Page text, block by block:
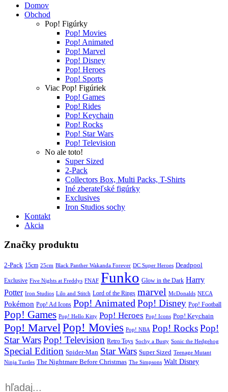
Domov
Obchod
Pop! Figúrky
Pop! Movies
Pop! Animated
Pop! Marvel
Pop! Disney
Pop! Heroes
Pop! Sports
Viac Pop! Figúriek
Pop! Games
Pop! Rides
Pop! Keychain
Pop! Rocks
Pop! Star Wars
Pop! Television
No ale toto!
Super Sized
2-Pack
Collectors Box, Multi Packs, T-Shirts
Iné zberateľské figúrky
Exclusives
Iron Studios sochy
Kontakt
Akcia
Značky produktu
2-Pack 15cm 25cm Black Panther Wakanda Forever DC Super Heroes Deadpool
Exclusive Five Nights at Freddys FNAF Funko Glow in the Dark Harry
Potter Iron Studios Lilo and Stitch Lord of the Rings marvel McDonalds NECA
Pokémon Pop! Ad Icons Pop! Animated Pop! Disney Pop! Football
Pop! Games Pop! Hello Kitty Pop! Heroes Pop! Icons Pop! Keychain
Pop! MarvelPop! Movies Pop! NBA Pop! RocksPop!
Star WarsPop! Television Retro Toys Sochy a Busty Sonic the Hedgehog
Special Edition Spider-Man Star Wars Super Sized Teenage Mutant
Ninja Turtles The Nightmare Before Christmas The Simpsons Walt Disney
Products